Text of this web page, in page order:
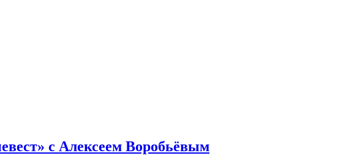
с Алексеем Воробьёвым